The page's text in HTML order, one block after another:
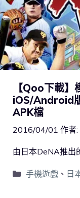
【Qoo下載】
iOS/Android
APK檔
2016/04/01 作者:
由日本DeNA推出
手機遊戲、 日